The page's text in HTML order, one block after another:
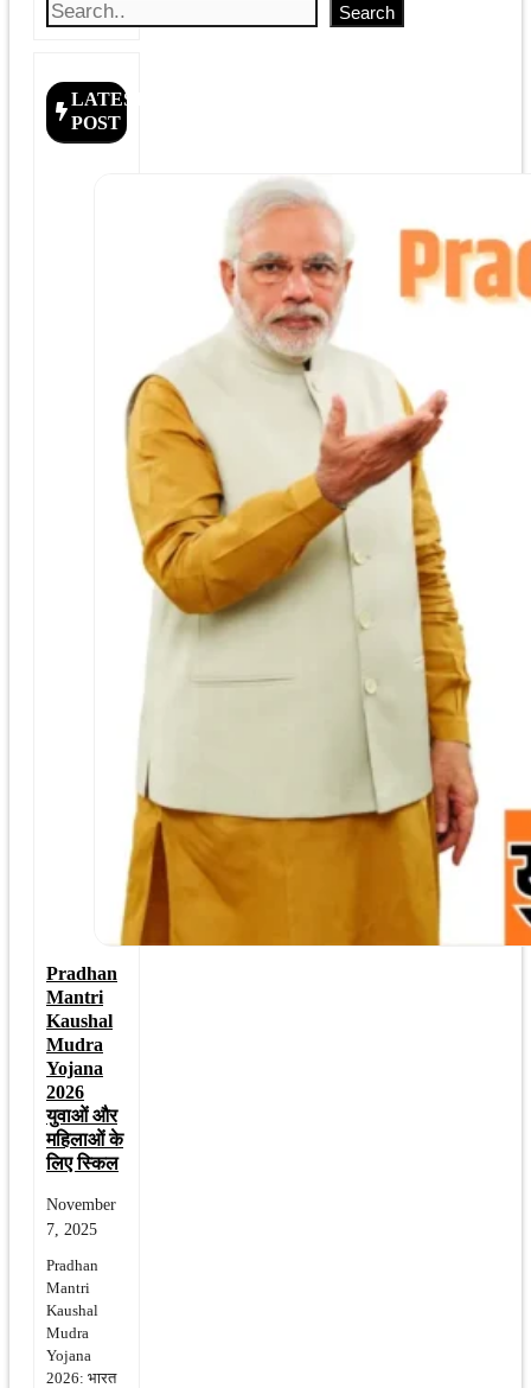
Search
LATEST
POST
Pradhan
Mantri
Kaushal
Mudra
Yojana
2026
युवाओं और
महिलाओं के
लिए स्किल
November
7, 2025
Pradhan
Mantri
Kaushal
Mudra
Yojana
2026: भारत